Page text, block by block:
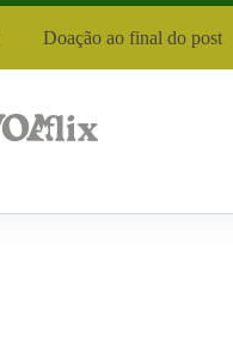
Doação ao final do post